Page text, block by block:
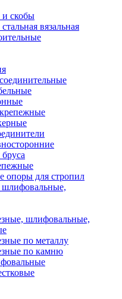
и скобы
вязальная
опоры для стропил
шлифовальные,
шлифовальные,
по металлу
по камню